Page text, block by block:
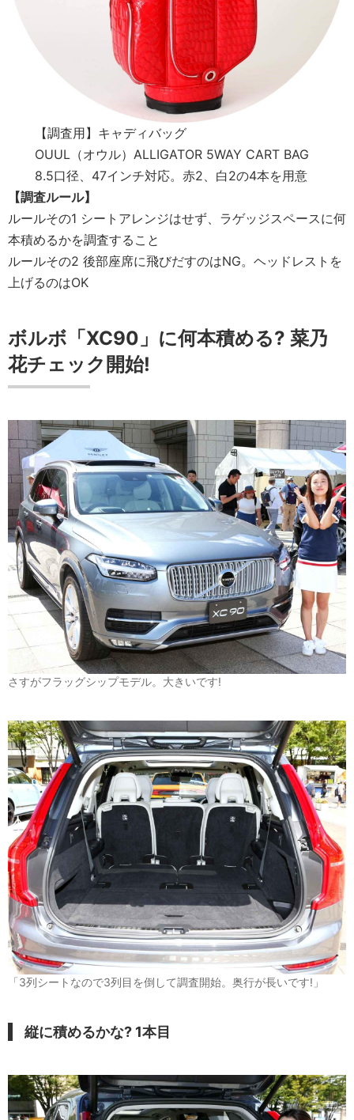
【調査用】キャディバッグ
OUUL（オウル）ALLIGATOR 5WAY CART BAG
8.5口径、47インチ対応。赤2、白2の4本を用意
【調査ルール】
ルールその1 シートアレンジはせず、ラゲッジスペースに何
本積めるかを調査すること
ルールその2 後部座席に飛びだすのはNG。ヘッドレストを
上げるのはOK
ボルボ「XC90」に何本積める? 菜乃
花チェック開始!
さすがフラッグシップモデル。大きいです!
「3列シートなので3列目を倒して調査開始。奥行が長いです!」
縦に積めるかな? 1本目